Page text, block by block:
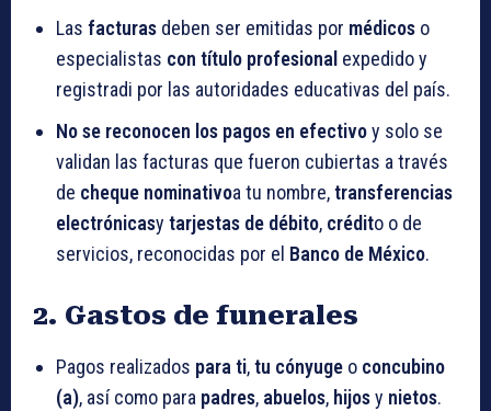
Las facturas deben ser emitidas por médicos o
especialistas con título profesional expedido y
registradi por las autoridades educativas del país.
No se reconocen los pagos en efectivoy solo se
validan las facturas que fueron cubiertas a través
de cheque nominativoa tu nombre,transferencias
electrónicasy tarjestas de débito, crédito o de
servicios, reconocidas por el Banco de México.
2. Gastos de funerales
Pagos realizados para ti,tu cónyuge o concubino
(a), así como para padres, abuelos, hijosy nietos.